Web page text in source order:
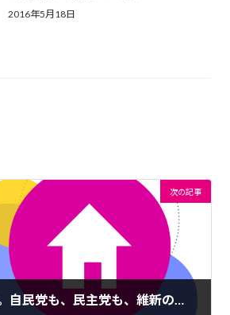
2016年5月18日
次の記事
同感です。自民党も、民主党も、維新の党も、本当に政治が劣化してしまっていて、申し訳ない限りです